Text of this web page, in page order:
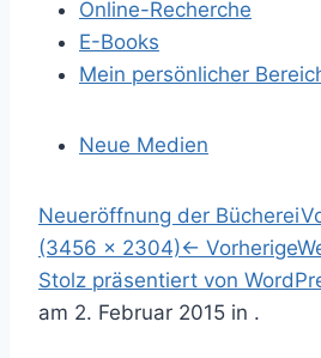
Online-Recherche
E-Books
Mein persönlicher
Neue Medien
S
p
r
i
Neueröffnung der Bücherei
(3456 × 2304)← Vorherige
Stolz präsentiert von
am 2. Februar 2015 in .